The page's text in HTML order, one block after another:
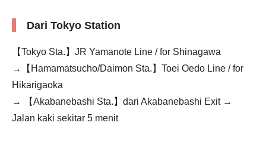
Dari Tokyo Station
【Tokyo Sta.】JR Yamanote Line / for Shinagawa
→【Hamamatsucho/Daimon Sta.】Toei Oedo Line / for
Hikarigaoka
→ 【Akabanebashi Sta.】dari Akabanebashi Exit →
Jalan kaki sekitar 5 menit